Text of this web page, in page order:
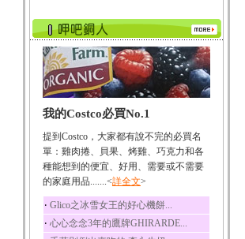
我的Costco必買No.1
提到Costco，大家都有說不完的必買名
單：雞肉捲、貝果、烤雞、巧克力和各
種能想到的便宜、好用、需要或不需要
的家庭用品.......<詳全文>
‧ Glico之冰雪女王的好心機餅...
‧ 心心念念3年的鷹牌GHIRARDE...